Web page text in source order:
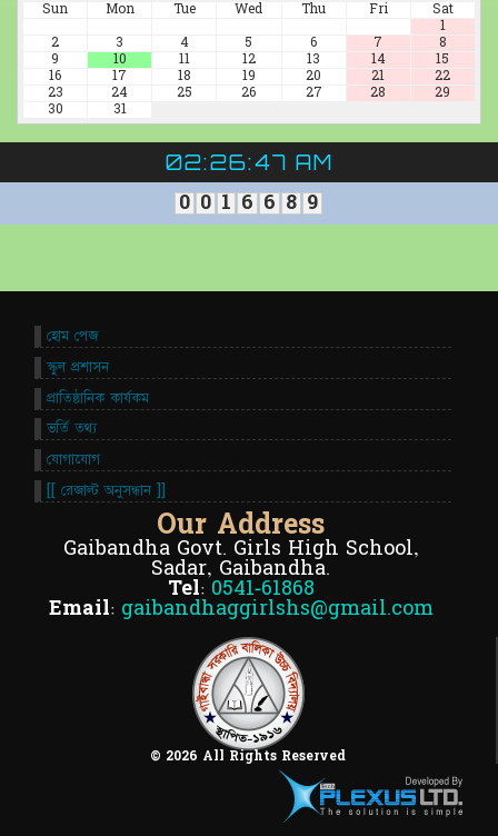
Sun Mon Tue Wed Thu Fri
Sat
1
2
3 4 5 6 7
8
9
10 11 12 13 14
15
16
17 18 19 20 21
22
23
24 25 26 27 28
29
30
31
02:26:48 AM
0 0 1 6 6 8 9
© 2026 All Rights Reserved
Our Address
Gaibandha Govt. Girls High School,
Sadar, Gaibandha.
Tel: 0541-61868
Email: gaibandhaggirlshs@gmail.com
হোম পেজ
স্কুল প্রশাসন
প্রাতিষ্ঠানিক কার্যকম
ভর্তি তথ্য
যোগাযোগ
[[ রেজাল্ট অনুসন্ধান ]]